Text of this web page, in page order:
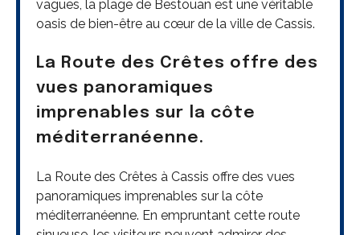
vagues, la plage de Bestouan est une véritable
oasis de bien-être au cœur de la ville de Cassis.
La Route des Crêtes offre des
vues panoramiques
imprenables sur la côte
méditerranéenne.
La Route des Crêtes à Cassis offre des vues
panoramiques imprenables sur la côte
méditerranéenne. En empruntant cette route